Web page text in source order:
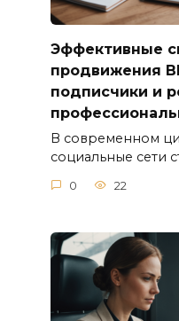
Эффективные
продвижения
подписчики и
В современном
социальные сети
0 22